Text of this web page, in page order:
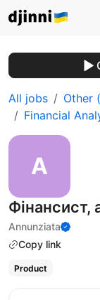
All jobs Other
Financial
Фінансист,
Annunziata
Copy link
Product